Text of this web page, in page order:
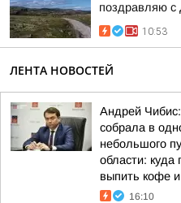
поздравляю с
10:53
ЛЕНТА НОВОСТЕЙ
Андрей
собрала в
небольшого
области: куда
выпить кофе
16:10